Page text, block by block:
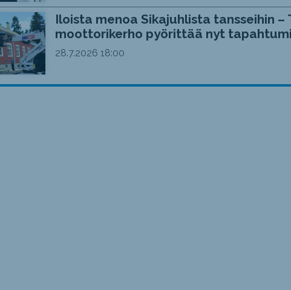
Iloista menoa Sikajuhlista tansseihin –
moottorikerho pyörittää nyt
28.7.2026 18:00